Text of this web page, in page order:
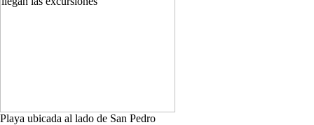
Playa ubicada al lado de San Pedro